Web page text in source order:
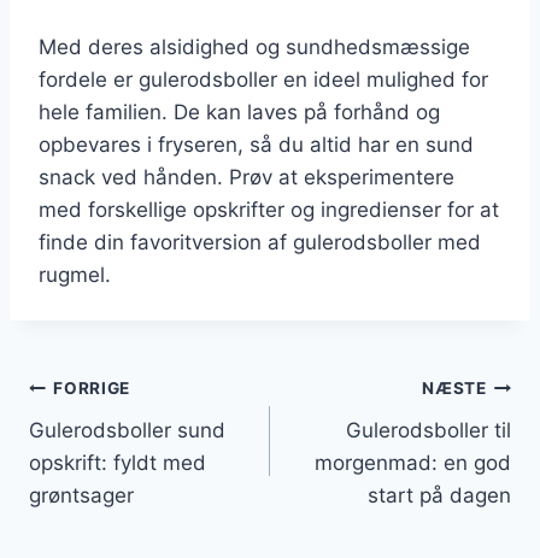
Med deres alsidighed og sundhedsmæssige
fordele er gulerodsboller en ideel mulighed for
hele familien. De kan laves på forhånd og
opbevares i fryseren, så du altid har en sund
snack ved hånden. Prøv at eksperimentere
med forskellige opskrifter og ingredienser for at
finde din favoritversion af gulerodsboller med
rugmel.
Indlægsnavigation
FORRIGE
Gulerodsboller sund
opskrift: fyldt med
grøntsager
NÆSTE
Gulerodsboller til
morgenmad: en god
start på dagen